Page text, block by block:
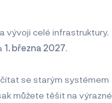
vývoji celé infrastruktury.
1. března 2027.
se starým systémem
můžete těšit na výrazné